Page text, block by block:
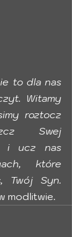
to dla nas
Witamy
roztocz
Swej
i ucz nas
które
Twój Syn.
modlitwie.